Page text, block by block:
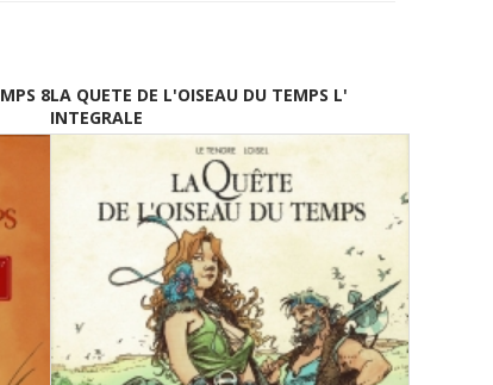
8LA QUETE DE L'OISEAU DU TEMPS L'
INTEGRALE